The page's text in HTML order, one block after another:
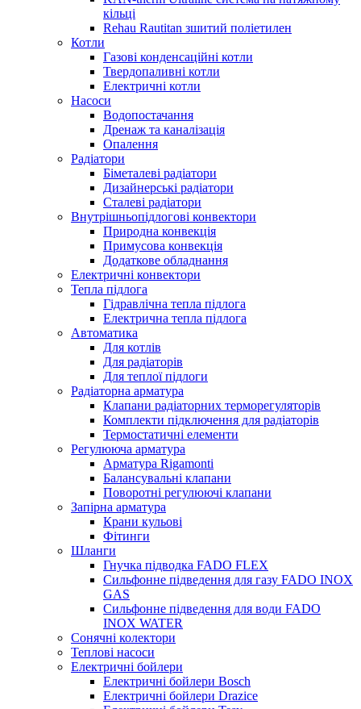
кільці
Rehau Rautitan зшитий поліетилен
Котли
Газові конденсаційні котли
Твердопаливні котли
Електричні котли
Насоси
Водопостачання
Дренаж та каналізація
Опалення
Радіатори
Біметалеві радіатори
Дизайнерські радіатори
Сталеві радіатори
Внутрішньопідлогові конвектори
Природна конвекція
Примусова конвекція
Додаткове обладнання
Електричні конвектори
Тепла підлога
Гідравлічна тепла підлога
Електрична тепла підлога
Автоматика
Для котлів
Для радіаторів
Для теплої підлоги
Радіаторна арматура
Клапани радіаторних терморегуляторів
Комплекти підключення для радіаторів
Термостатичні елементи
Регулююча арматура
Арматура Rigamonti
Балансувальні клапани
Поворотні регулюючі клапани
Запірна арматура
Крани кульові
Фітинги
Шланги
Гнучка підводка FADO FLEX
Сильфонне підведення для газу FADO INOX
GAS
Сильфонне підведення для води FADO
INOX WATER
Сонячні колектори
Теплові насоси
Електричні бойлери
Електричні бойлери Bosch
Електричні бойлери Drazice